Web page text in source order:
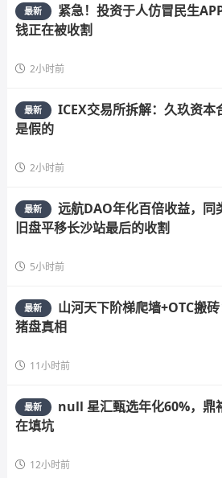
最新
紧急！投资于人仿冒民生
钱正在被收割
2小时前
最新
ICEX交易所拆解：久玖资本
是假的
2小时前
最新
远航DAO年化百倍收益，同
旧盘平移长沙站最后的收割
5小时前
最新
山河天下阶梯爬墙+OTC搬
猪盘真相
11小时前
最新
null 星汇甄选年化60%，鼎
在填坑
12小时前